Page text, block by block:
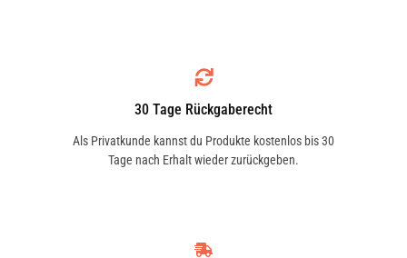
30 Tage Rückgaberecht
Als Privatkunde kannst du Produkte kostenlos bis 30
Tage nach Erhalt wieder zurückgeben.